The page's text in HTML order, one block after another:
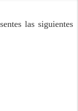
las siguientes